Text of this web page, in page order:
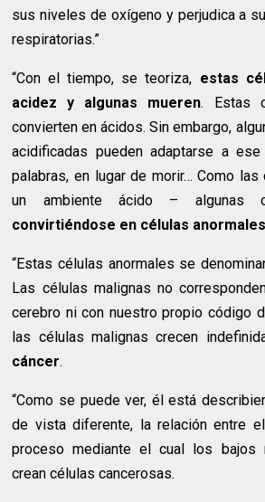
sus niveles de oxígeno y perjudica a
respiratorias.”
“Con el tiempo, se teoriza, estas
acidez y algunas mueren. Estas
convierten en ácidos. Sin embargo,
acidificadas pueden adaptarse a
palabras, en lugar de morir… Como
un ambiente ácido – algunas
convirtiéndose en células anormales
“Estas células anormales se
Las células malignas no
cerebro ni con nuestro propio código
las células malignas crecen
cáncer.
“Como se puede ver, él está
de vista diferente, la relación entre
proceso mediante el cual los bajos
crean células cancerosas.